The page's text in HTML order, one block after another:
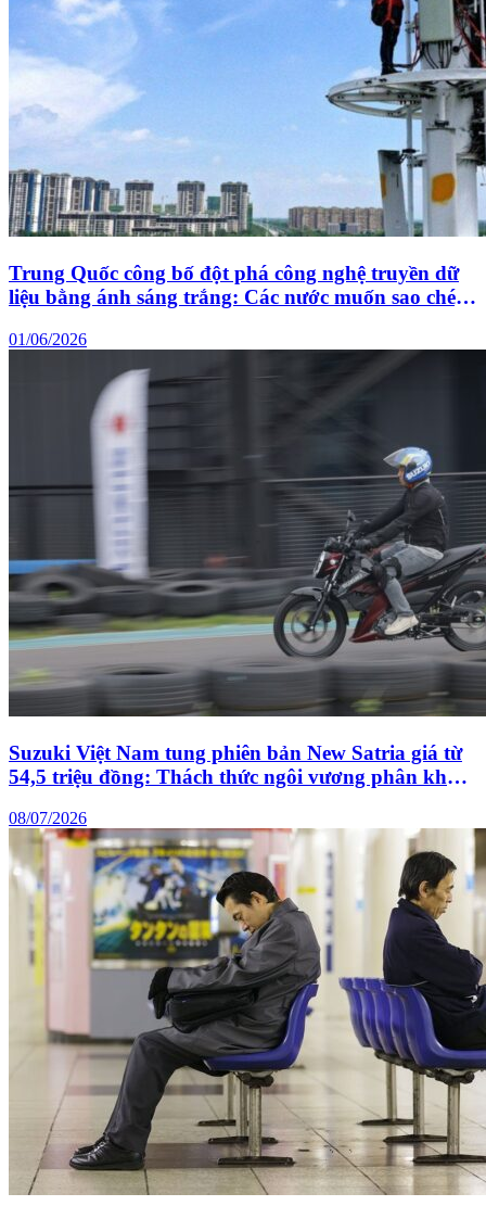
Trung Quốc công bố đột phá công nghệ truyền dữ
liệu bằng ánh sáng trắng: Các nước muốn sao chép
01/06/2026
Suzuki Việt Nam tung phiên bản New Satria giá từ
54,5 triệu đồng: Thách thức ngôi vương phân khúc
Exciter?
08/07/2026